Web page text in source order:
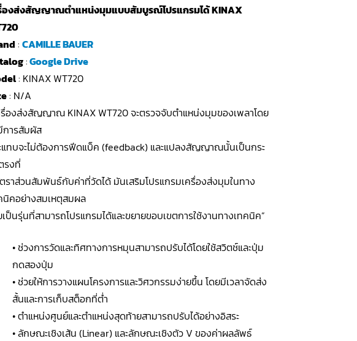
องส่งสัญญาณตำแหน่งมุมแบบสัมบูรณ์โปรแกรมได้ KINAX
: CAMILLE BAUER
:Google Drive
: KINAX WT720
: N/A
รื่องส่งสัญญาณ KINAX WT720 จะตรวจจับตำแหน่งมุมของเพลาโดย
การสัมผัส
แทบจะไม่ต้องการฟีดแบ็ค (feedback) และแปลงสัญญาณนั้นเป็นกระ
รงที่
ราส่วนสัมพันธ์กับค่าที่วัดได้ มันเสริมโปรแกรมเครื่องส่งมุมในทาง
นิคอย่างสมเหตุสมผล
เป็นรุ่นที่สามารถโปรแกรมได้และขยายขอบเขตการใช้งานทางเทคนิค”
• ช่วงการวัดและทิศทางการหมุนสามารถปรับได้โดยใช้สวิตช์และปุ่ม
กดสองปุ่ม
• ช่วยให้การวางแผนโครงการและวิศวกรรมง่ายขึ้น โดยมีเวลาจัดส่ง
สั้นและการเก็บสต็อกที่ต่ำ
• ตำแหน่งศูนย์และตำแหน่งสุดท้ายสามารถปรับได้อย่างอิสระ
• ลักษณะเชิงเส้น (Linear) และลักษณะเชิงตัว V ของค่าผลลัพธ์